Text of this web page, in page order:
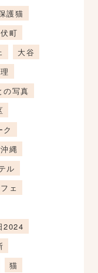
護猫
町
大谷
の写真
沖縄
ル
ェ
2024
猫